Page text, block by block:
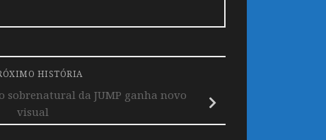
HISTÓRIA
sobrenatural da JUMP ganha novo
visual